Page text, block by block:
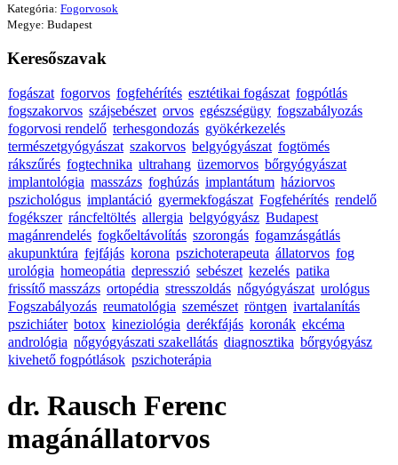
Kategória: Fogorvosok
Megye: Budapest
Keresőszavak
fogászat fogorvos fogfehérítés esztétikai fogászat fogpótlás
fogszakorvos szájsebészet orvos egészségügy fogszabályozás
fogorvosi rendelő terhesgondozás gyökérkezelés
természetgyógyászat szakorvos belgyógyászat fogtömés
rákszűrés fogtechnika ultrahang üzemorvos bőrgyógyászat
implantológia masszázs foghúzás implantátum háziorvos
pszichológus implantáció gyermekfogászat Fogfehérítés rendelő
fogékszer ráncfeltöltés allergia belgyógyász Budapest
magánrendelés fogkőeltávolítás szorongás fogamzásgátlás
akupunktúra fejfájás korona pszichoterapeuta állatorvos fog
urológia homeopátia depresszió sebészet kezelés patika
frissítő masszázs ortopédia stresszoldás nőgyógyászat urológus
Fogszabályozás reumatológia szemészet röntgen ivartalanítás
pszichiáter botox kineziológia derékfájás koronák ekcéma
andrológia nőgyógyászati szakellátás diagnosztika bőrgyógyász
kivehető fogpótlások pszichoterápia
dr. Rausch Ferenc
magánállatorvos